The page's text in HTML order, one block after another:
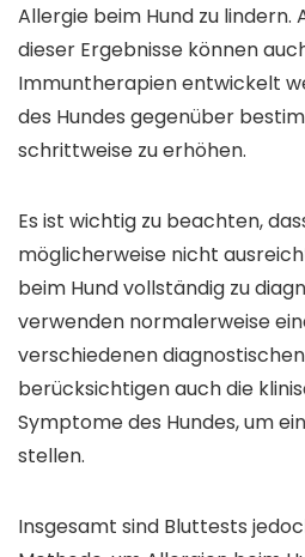
Allergie beim Hund zu lindern.
dieser Ergebnisse können
Immuntherapien entwickelt
des Hundes gegenüber
schrittweise zu erhöhen.
Es ist wichtig zu beachten,
möglicherweise nicht
beim Hund vollständig zu
verwenden normalerweise
verschiedenen
berücksichtigen auch die
Symptome des Hundes, um
stellen.
Insgesamt sind Bluttests